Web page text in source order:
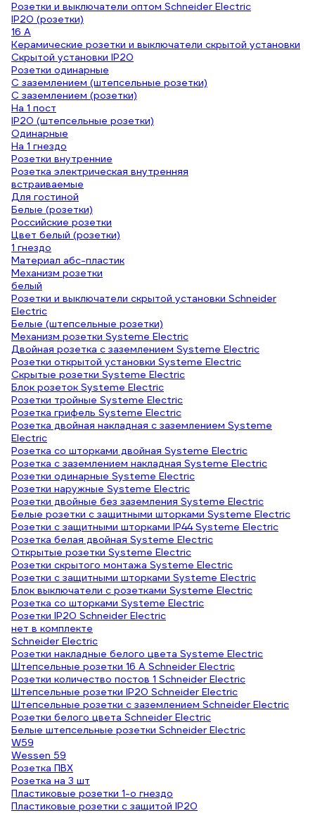
Розетки и выключатели оптом Schneider Electric
IP20 (розетки)
16 А
Керамические розетки и выключатели скрытой установки
Скрытой установки IP20
Розетки одинарные
С заземлением (штепсельные розетки)
С заземлением (розетки)
На 1 пост
IP20 (штепсельные розетки)
Одинарные
На 1 гнездо
Розетки внутренние
Розетка электрическая внутренняя
встраиваемые
Для гостиной
Белые (розетки)
Российские розетки
Цвет белый (розетки)
1 гнездо
Материал абс-пластик
Механизм розетки
белый
Розетки и выключатели скрытой установки Schneider
Electric
Белые (штепсельные розетки)
Механизм розетки Systeme Electric
Двойная розетка с заземлением Systeme Electric
Розетки открытой установки Systeme Electric
Скрытые розетки Systeme Electric
Блок розеток Systeme Electric
Розетки тройные Systeme Electric
Розетка грифель Systeme Electric
Розетка двойная накладная с заземлением Systeme
Electric
Розетка со шторками двойная Systeme Electric
Розетка с заземлением накладная Systeme Electric
Розетки одинарные Systeme Electric
Розетки наружные Systeme Electric
Розетки двойные без заземления Systeme Electric
Белые розетки с защитными шторками Systeme Electric
Розетки с защитными шторками IP44 Systeme Electric
Розетка белая двойная Systeme Electric
Открытые розетки Systeme Electric
Розетки скрытого монтажа Systeme Electric
Розетки с защитными шторками Systeme Electric
Блок выключатели с розетками Systeme Electric
Розетка со шторками Systeme Electric
Розетки IP20 Schneider Electric
нет в комплекте
Schneider Electric
Розетки накладные белого цвета Systeme Electric
Штепсельные розетки 16 А Schneider Electric
Розетки количество постов 1 Schneider Electric
Штепсельные розетки IP20 Schneider Electric
Штепсельные розетки с заземлением Schneider Electric
Розетки белого цвета Schneider Electric
Белые штепсельные розетки Schneider Electric
W59
Wessen 59
Розетка ПВХ
Розетка на 3 шт
Пластиковые розетки 1-о гнездо
Пластиковые розетки с защитой IP20